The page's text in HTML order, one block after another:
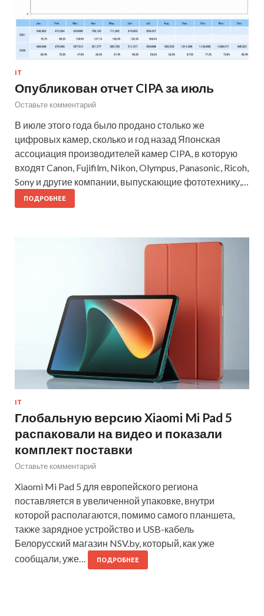
IT
Опубликован отчет CIPA за июль
Оставьте комментарий
В июле этого года было продано столько же
цифровых камер, сколько и год назад Японская
ассоциация производителей камер CIPA, в которую
входят Canon, Fujifilm, Nikon, Olympus, Panasonic, Ricoh,
Sony и другие компании, выпускающие фототехнику,…
ПОДРОБНЕЕ
IT
Глобальную версию Xiaomi Mi Pad 5
распаковали на видео и показали
комплект поставки
Оставьте комментарий
Xiaomi Mi Pad 5 для европейского региона
поставляется в увеличенной упаковке, внутри
которой располагаются, помимо самого планшета,
также зарядное устройство и USB-кабель
Белорусский магазин NSV.by, который, как уже
сообщали, уже…
ПОДРОБНЕЕ